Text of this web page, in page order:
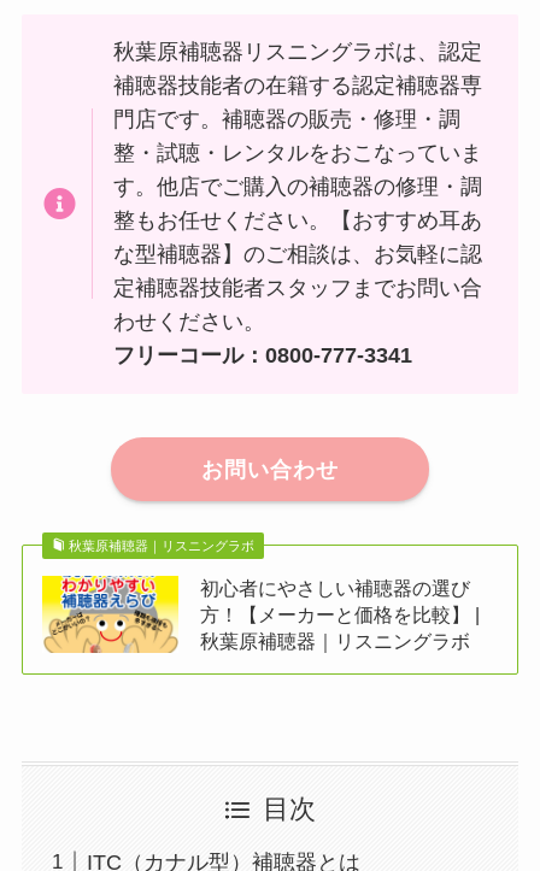
秋葉原補聴器リスニングラボは、認定
補聴器技能者の在籍する認定補聴器専
門店です。補聴器の販売・修理・調
整・試聴・レンタルをおこなっていま
す。他店でご購入の補聴器の修理・調
整もお任せください。【おすすめ耳あ
な型補聴器】のご相談は、お気軽に認
定補聴器技能者スタッフまでお問い合
わせください。
フリーコール：0800-777-3341
お問い合わせ
秋葉原補聴器｜リスニングラボ
初心者にやさしい補聴器の選び
方！【メーカーと価格を比較】 |
秋葉原補聴器｜リスニングラボ
目次
ITC（カナル型）補聴器とは